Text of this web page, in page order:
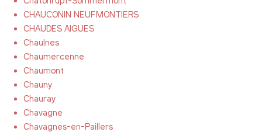
CHAUCONIN NEUFMONTIERS
CHAUDES AIGUES
Chaulnes
Chaumercenne
Chaumont
Chauny
Chauray
Chavagne
Chavagnes-en-Paillers